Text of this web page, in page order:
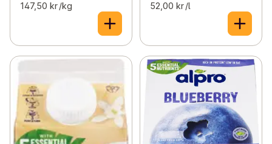
147,50 kr /kg 52,00 kr /l